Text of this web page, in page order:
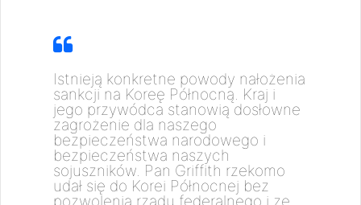
Istnieją konkretne powody nałożenia
sankcji na Koreę Północną. Kraj i
jego przywódca stanowią dosłowne
zagrożenie dla naszego
bezpieczeństwa narodowego i
bezpieczeństwa naszych
sojuszników. Pan Griffith rzekomo
udał się do Korei Północnej bez